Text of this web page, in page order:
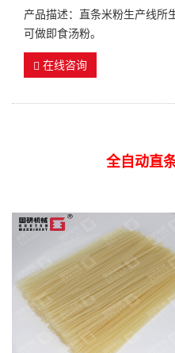
产品描述：直条米粉生产线所
可做即食汤粉。
在线咨询
全自动直